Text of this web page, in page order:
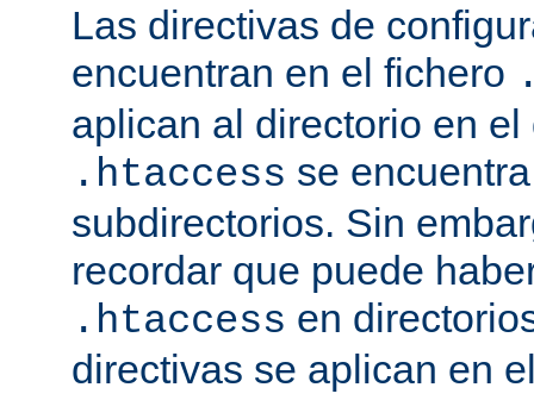
Las directivas de
encuentran en el fichero
aplican al directorio en
.htaccess se
subdirectorios. Sin
recordar que puede
.htaccess en
directivas se aplican en